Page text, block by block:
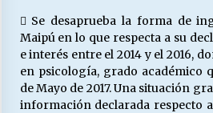
Releyendo la Rerum
cuestión social hoy”.
16/05/2026
S.O.S. a los ricos,
Nuestras Almas)
 Se desaprueba la forma de
Maipú en lo que respecta a su
e interés entre el 2014 y el 2016,
en psicología, grado académico
de Mayo de 2017. Una situación
información declarada respecto